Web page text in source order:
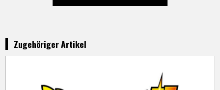
Zugehöriger Artikel